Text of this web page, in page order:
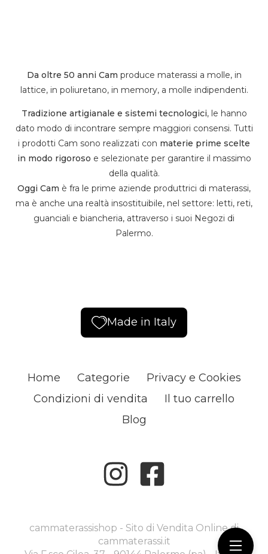
Da oltre 50 anni Cam produce materassi a molle, in
lattice, in poliuretano, in memory, a molle indipendenti.
Tradizione artigianale e sistemi tecnologici, le hanno
dato modo di incontrare sempre maggiori consensi. Tutti
i prodotti Cam sono realizzati con materie prime scelte
in modo rigoroso e selezionate per garantire il massimo
della qualità.
Oggi Cam è fra le prime aziende produttrici di materassi,
ma è anche una realtà insostituibile, nel settore: letti, reti,
guanciali e biancheria, attraverso i suoi Negozi di
Palermo.
Made in Italy
Home Categorie
Privacy e Cookies
Condizioni di vendita
Il tuo carrello
Blog
cammaterassishop - Sito di Vendita Online di
cammaterassi.it